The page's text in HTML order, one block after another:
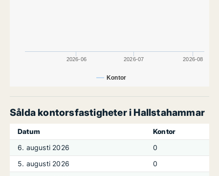
Kontor
2026-06 2026-07 2026-08
Sålda kontorsfastigheter i Hallstahammar
Datum
Kontor
6. augusti 2026
0
5. augusti 2026
0